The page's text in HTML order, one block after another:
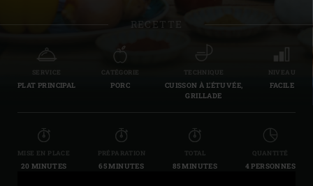
RECETTE
SERVICE
PLAT PRINCIPAL
CATÉGORIE
PORC
TECHNIQUE
CUISSON À L’ÉTUVÉE,
GRILLADE
NIVEAU
FACILE
MISE EN PLACE
20 MINUTES
PRÉPARATION
65 MINUTES
TOTAL
85 MINUTES
QUANTITÉ
4 PERSONNES